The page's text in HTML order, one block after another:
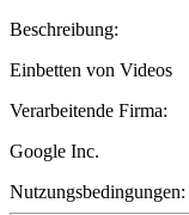
Beschreibung:
Einbetten von Videos
Verarbeitende Firma:
Google Inc.
Nutzungsbedingungen: